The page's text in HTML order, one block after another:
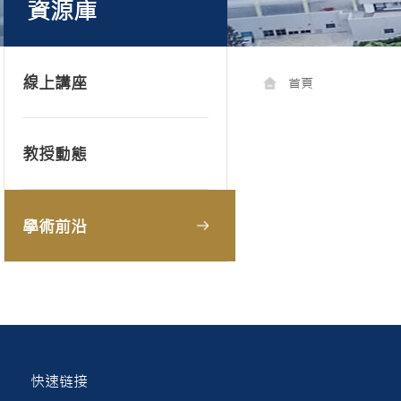
資源庫
線上講座
教授動態
學術前沿
首頁
快速链接